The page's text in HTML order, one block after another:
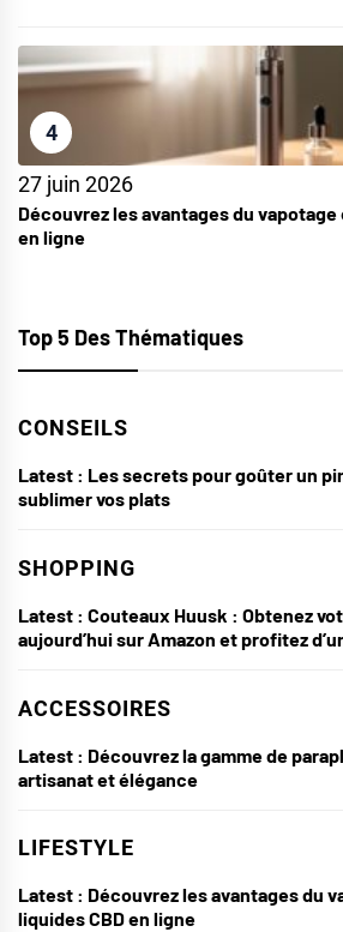
4
27 juin 2026
Découvrez les avantages du vapotage
en ligne
Top 5 Des Thématiques
CONSEILS
Latest : Les secrets pour goûter un
sublimer vos plats
SHOPPING
Latest : Couteaux Huusk : Obtenez
aujourd’hui sur Amazon et profitez
ACCESSOIRES
Latest : Découvrez la gamme de
artisanat et élégance
LIFESTYLE
Latest : Découvrez les avantages du
liquides CBD en ligne